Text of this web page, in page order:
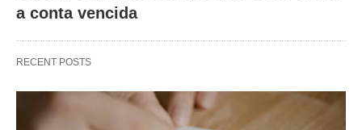
a conta vencida
RECENT POSTS